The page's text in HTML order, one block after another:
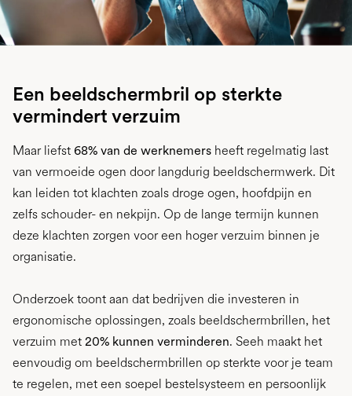
Een beeldschermbril op sterkte
vermindert verzuim
Maar liefst 68% van de werknemers heeft regelmatig last
van vermoeide ogen door langdurig beeldschermwerk. Dit
kan leiden tot klachten zoals droge ogen, hoofdpijn en
zelfs schouder- en nekpijn. Op de lange termijn kunnen
deze klachten zorgen voor een hoger verzuim binnen je
organisatie.
Onderzoek toont aan dat bedrijven die investeren in
ergonomische oplossingen, zoals beeldschermbrillen, het
verzuim met 20% kunnen verminderen. Seeh maakt het
eenvoudig om beeldschermbrillen op sterkte voor je team
te regelen, met een soepel bestelsysteem en persoonlijk